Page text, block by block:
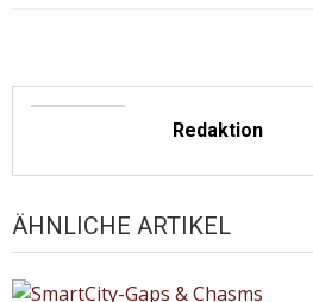
Redaktion
ÄHNLICHE ARTIKEL